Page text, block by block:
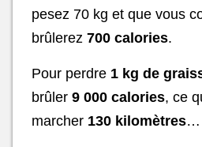
pesez 70 kg et que vous
brûlerez 700 calories.
Pour perdre 1 kg de
brûler 9 000 calories, ce
marcher 130 kilomètres…